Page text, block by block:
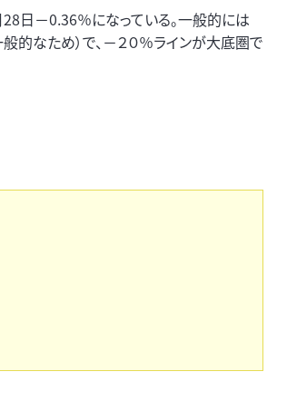
日－0.36％になっている。一般的には
なため）で、－２０％ラインが大底圏で